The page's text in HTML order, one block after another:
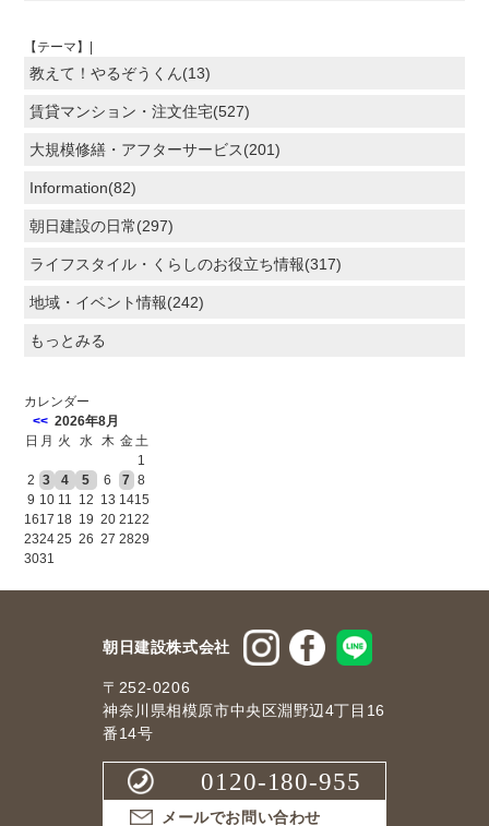
【テーマ】|
教えて！やるぞうくん(13)
賃貸マンション・注文住宅(527)
大規模修繕・アフターサービス(201)
Information(82)
朝日建設の日常(297)
ライフスタイル・くらしのお役立ち情報(317)
地域・イベント情報(242)
もっとみる
カレンダー
<< 2026年8月
日 月 火 水 木 金土
1
2 3 4 5 6 7 8
9 10 11 12 13 1415
1617 18 19 20 2122
232425 26 27 2829
3031
朝日建設株式会社
〒252-0206
神奈川県相模原市中央区淵野辺4丁目16
番14号
0120-180-955
メールでお問い合わせ